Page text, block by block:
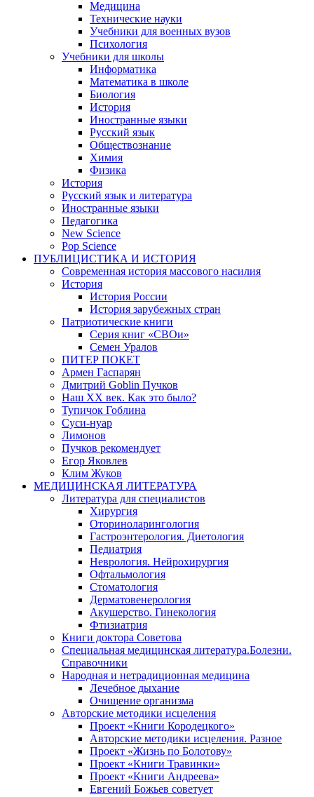
Медицина
Технические науки
Учебники для военных вузов
Психология
Учебники для школы
Информатика
Математика в школе
Биология
История
Иностранные языки
Русский язык
Обществознание
Химия
Физика
История
Русский язык и литература
Иностранные языки
Педагогика
New Science
Pop Science
ПУБЛИЦИСТИКА И ИСТОРИЯ
Современная история массового насилия
История
История России
История зарубежных стран
Патриотические книги
Серия книг «СВОи»
Семен Уралов
ПИТЕР ПОКЕТ
Армен Гаспарян
Дмитрий Goblin Пучков
Наш XX век. Как это было?
Тупичок Гоблина
Суси-нуар
Лимонов
Пучков рекомендует
Егор Яковлев
Клим Жуков
МЕДИЦИНСКАЯ ЛИТЕРАТУРА
Литература для специалистов
Хирургия
Оториноларингология
Гастроэнтерология. Диетология
Педиатрия
Неврология. Нейрохирургия
Офтальмология
Стоматология
Дерматовенерология
Акушерство. Гинекология
Фтизиатрия
Книги доктора Советова
Специальная медицинская литература.Болезни.
Справочники
Народная и нетрадиционная медицина
Лечебное дыхание
Очищение организма
Авторские методики исцеления
Проект «Книги Кородецкого»
Авторские методики исцеления. Разное
Проект «Жизнь по Болотову»
Проект «Книги Травинки»
Проект «Книги Андреева»
Евгений Божьев советует